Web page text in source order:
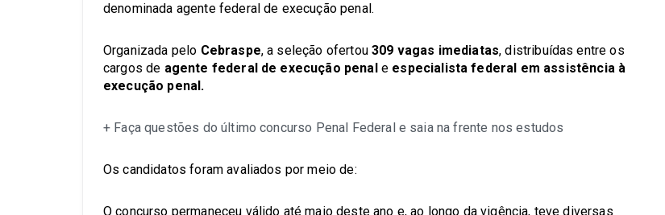
denominada agente federal de execução penal.
Organizada pelo Cebraspe, a seleção ofertou309 vagas imediatas, distribuídas entre os
cargos de agente federal de execução penal e especialista federal em assistência à
execução penal.
+ Faça questões do último concurso Penal Federal e saia na frente nos estudos
Os candidatos foram avaliados por meio de:
O concurso permaneceu válido até maio deste ano e, ao longo da vigência, teve diversas